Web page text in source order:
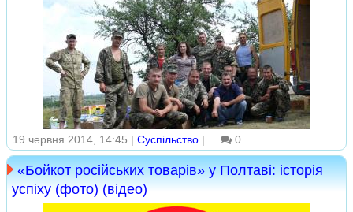
19 червня 2014, 14:45 | Суспільство | 0
«Бойкот російських товарів» у Полтаві: історія
успіху (фото) (відео)